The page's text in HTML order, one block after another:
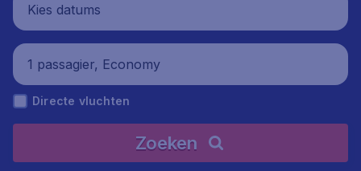
Kies datums
1 passagier, Economy
Directe vluchten
Zoeken